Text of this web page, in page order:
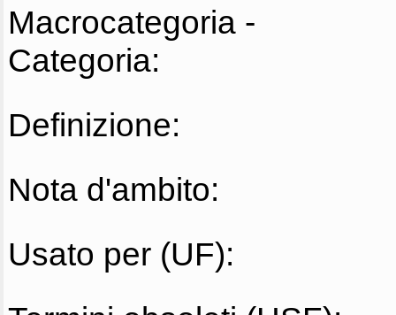
Macrocategoria -
Categoria:
Definizione:
Nota d'ambito:
Usato per (UF):